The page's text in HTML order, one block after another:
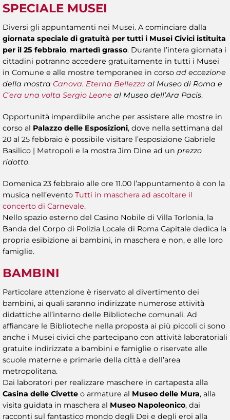
SPECIALE MUSEI
Diversi gli appuntamenti nei Musei. A cominciare dalla
giornata speciale di gratuità per tutti i Musei Civici istituita
per il 25 febbraio, martedì grasso. Durante l’intera giornata i
cittadini potranno accedere gratuitamente in tutti i Musei
in Comune e alle mostre temporanee in corso ad eccezione
della mostra Canova. Eterna Bellezza al Museo di Roma e
C’era una volta Sergio Leone al Museo dell’Ara Pacis.
Opportunità imperdibile anche per assistere alle mostre in
corso al Palazzo delle Esposizioni, dove nella settimana dal
20 al 25 febbraio è possibile visitare l’esposizione Gabriele
Basilico | Metropoli e la mostra Jim Dine ad un prezzo
ridotto.
Domenica 23 febbraio alle ore 11.00 l’appuntamento è con la
musica nell’evento Tutti in maschera ad ascoltare il
concerto di Carnevale.
Nello spazio esterno del Casino Nobile di Villa Torlonia, la
Banda del Corpo di Polizia Locale di Roma Capitale dedica la
propria esibizione ai bambini, in maschera e non, e alle loro
famiglie.
BAMBINI
Particolare attenzione è riservato al divertimento dei
bambini, ai quali saranno indirizzate numerose attività
didattiche all’interno delle Biblioteche comunali. Ad
affiancare le Biblioteche nella proposta ai più piccoli ci sono
anche i Musei civici che partecipano con attività laboratoriali
gratuite indirizzate a bambini e famiglie o riservate alle
scuole materne e primarie della città e dell’area
metropolitana.
Dai laboratori per realizzare maschere in cartapesta alla
Casina delle Civette o armature al Museo delle Mura, alla
visita guidata in maschera al Museo Napoleonico, dai
racconti sul fantastico mondo degli Dei e degli eroi alla